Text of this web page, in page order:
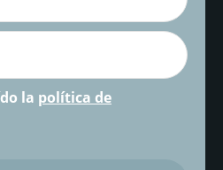
la política de